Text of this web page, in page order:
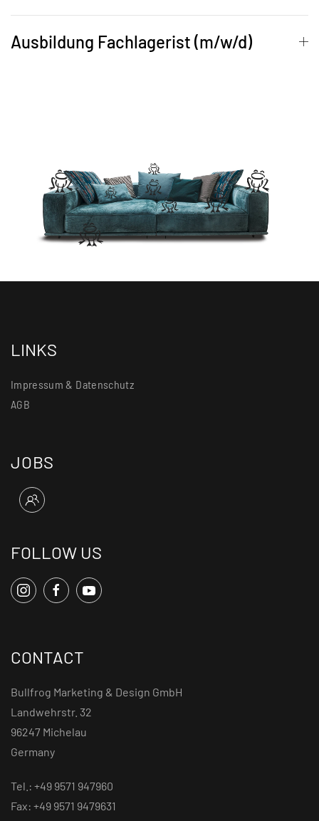
Ausbildung Fachlagerist (m/w/d)
LINKS
Impressum & Datenschutz
AGB
JOBS
FOLLOW US
CONTACT
Bullfrog Marketing & Design GmbH
Landwehrstr. 32
96247 Michelau
Germany
Tel.: +49 9571 947960
Fax: +49 9571 9479631